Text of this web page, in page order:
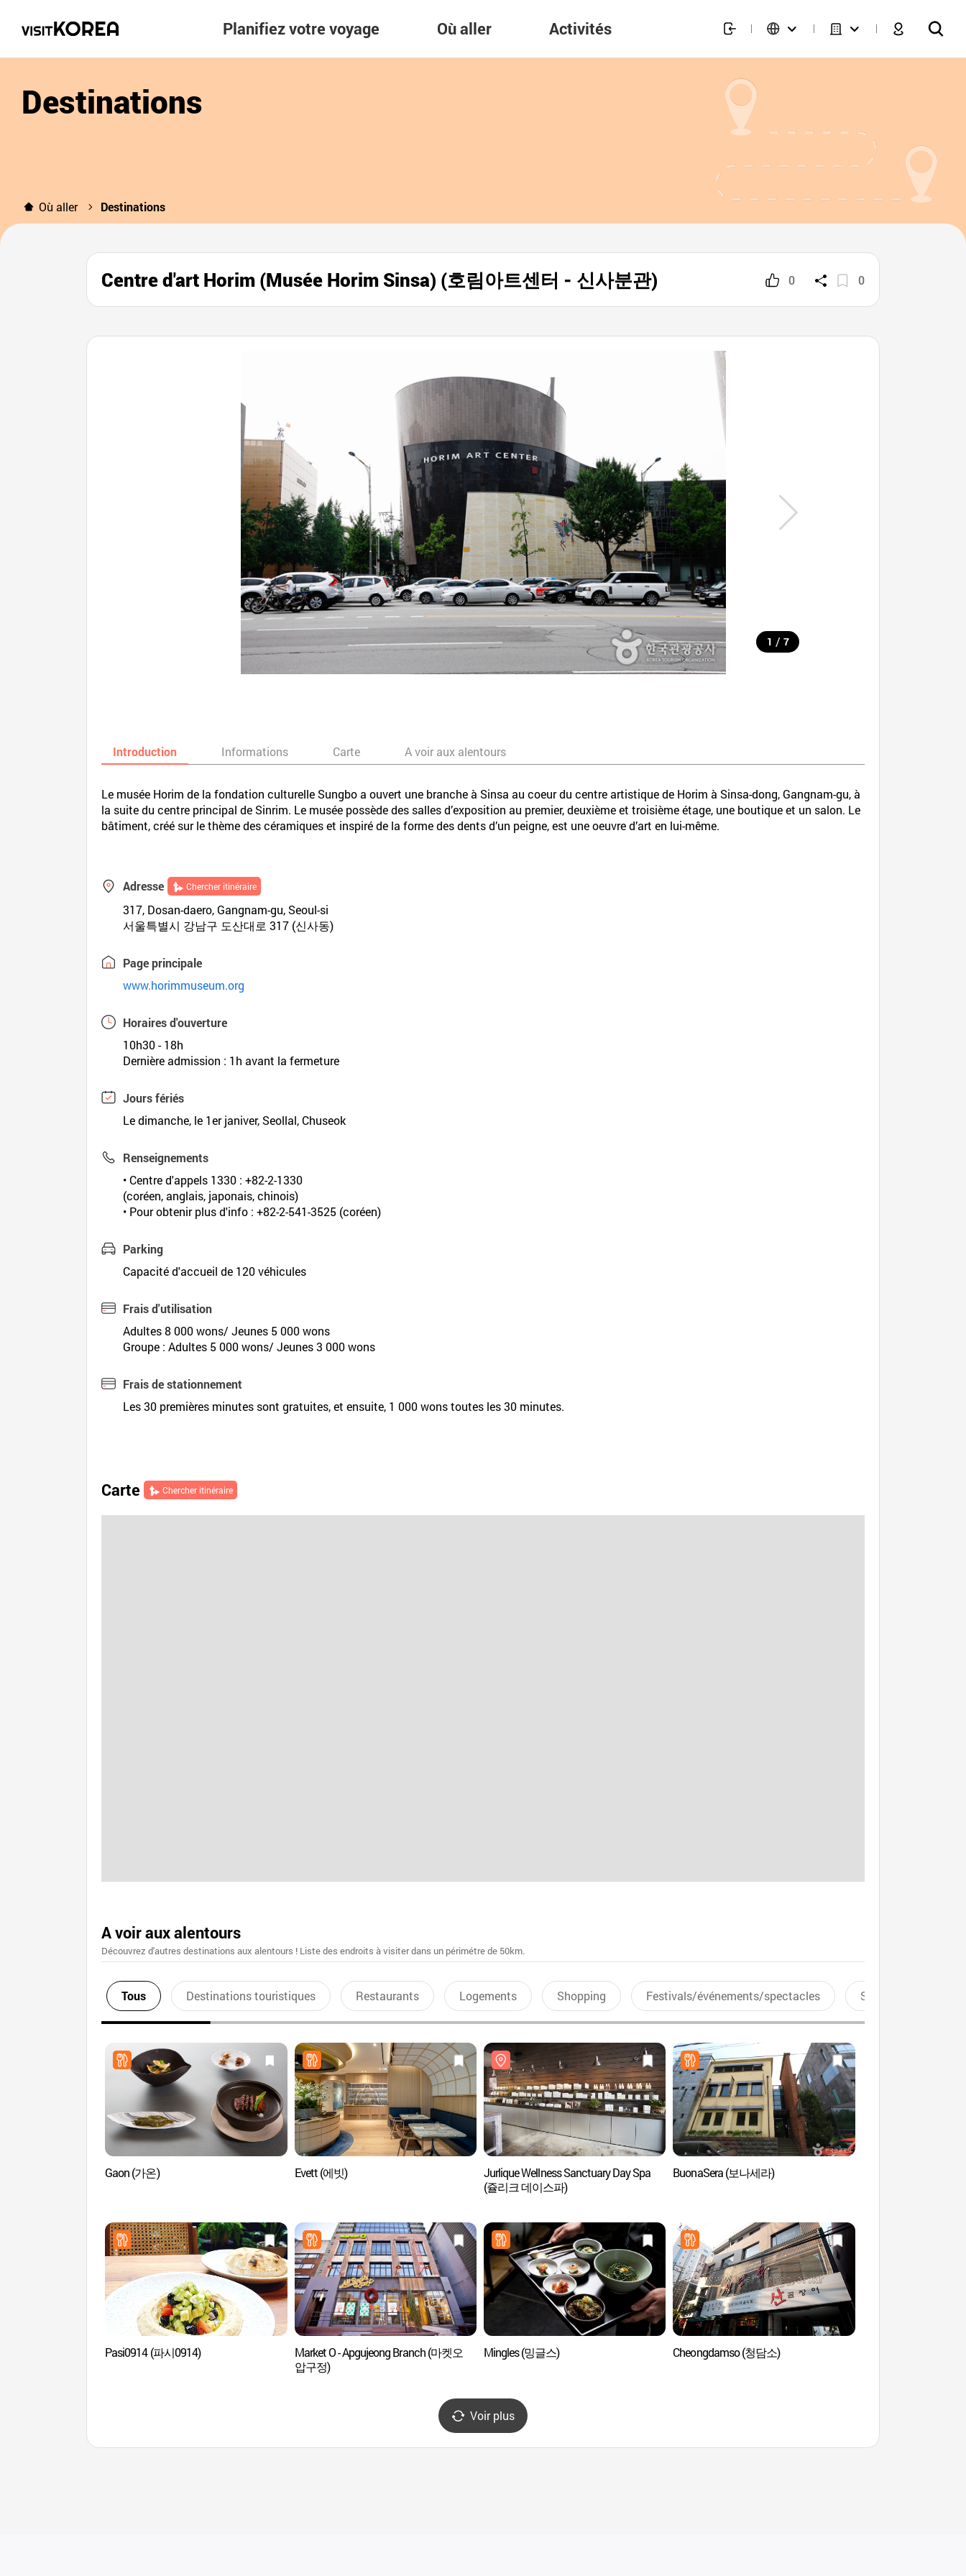
Planifiez votre voyage Où aller Activités
Destinations
Où aller Destinations
Centre d'art Horim (Musée Horim Sinsa) (호림아트센터 - 신사분관) 0 0
1 / 7
Introduction Informations Carte A voir aux alentours
Le musée Horim de la fondation culturelle Sungbo a ouvert une branche à Sinsa au coeur du centre artistique de Horim à Sinsa-dong, Gangnam-gu, à
la suite du centre principal de Sinrim. Le musée possède des salles d’exposition au premier, deuxième et troisième étage, une boutique et un salon. Le
bâtiment, créé sur le thème des céramiques et inspiré de la forme des dents d’un peigne, est une oeuvre d’art en lui-même.
Adresse Chercher itinéraire
317, Dosan-daero, Gangnam-gu, Seoul-si
서울특별시 강남구 도산대로 317 (신사동)
Page principale
www.horimmuseum.org
Horaires d'ouverture
10h30 - 18h
Dernière admission : 1h avant la fermeture
Jours fériés
Le dimanche, le 1er janiver, Seollal, Chuseok
Renseignements
• Centre d'appels 1330 : +82-2-1330
(coréen, anglais, japonais, chinois)
• Pour obtenir plus d'info : +82-2-541-3525 (coréen)
Parking
Capacité d'accueil de 120 véhicules
Frais d'utilisation
Adultes 8 000 wons/ Jeunes 5 000 wons
Groupe : Adultes 5 000 wons/ Jeunes 3 000 wons
Frais de stationnement
Les 30 premières minutes sont gratuites, et ensuite, 1 000 wons toutes les 30 minutes.
Carte Chercher itinéraire
A voir aux alentours
Découvrez d'autres destinations aux alentours ! Liste des endroits à visiter dans un périmétre de 50km.
Tous Destinations touristiques Restaurants Logements Shopping Festivals/événements/spectacles Sports aquatiques
Gaon (가온) Evett (에빗)
Jurlique Wellness Sanctuary Day Spa
(쥴리크 데이스파)
BuonaSera (보나세라)
Pasi0914 (파시0914)
Market O - Apgujeong Branch (마켓오
압구정)
Mingles (밍글스) Cheongdamso (청담소)
Voir plus